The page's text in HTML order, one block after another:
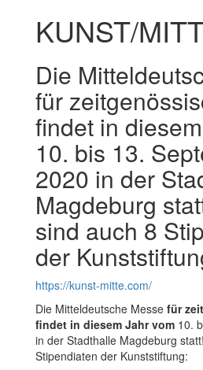
KUNST/
Die
für
findet in
10. bis 13.
2020 in der
Magdeburg
sind auch 8
der
https://kunst-mitte.com/
Die Mitteldeutsche Messe für
findet in diesem Jahr vom 10.
in der Stadthalle Magdeburg
Stipendiaten der Kunststiftung: